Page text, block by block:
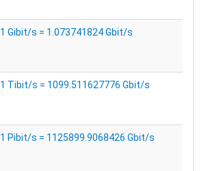
1 Gibit/s = 1.073741824 Gbit/s
1 Tibit/s = 1099.511627776 Gbit/s
1 Pibit/s = 1125899.9068426 Gbit/s